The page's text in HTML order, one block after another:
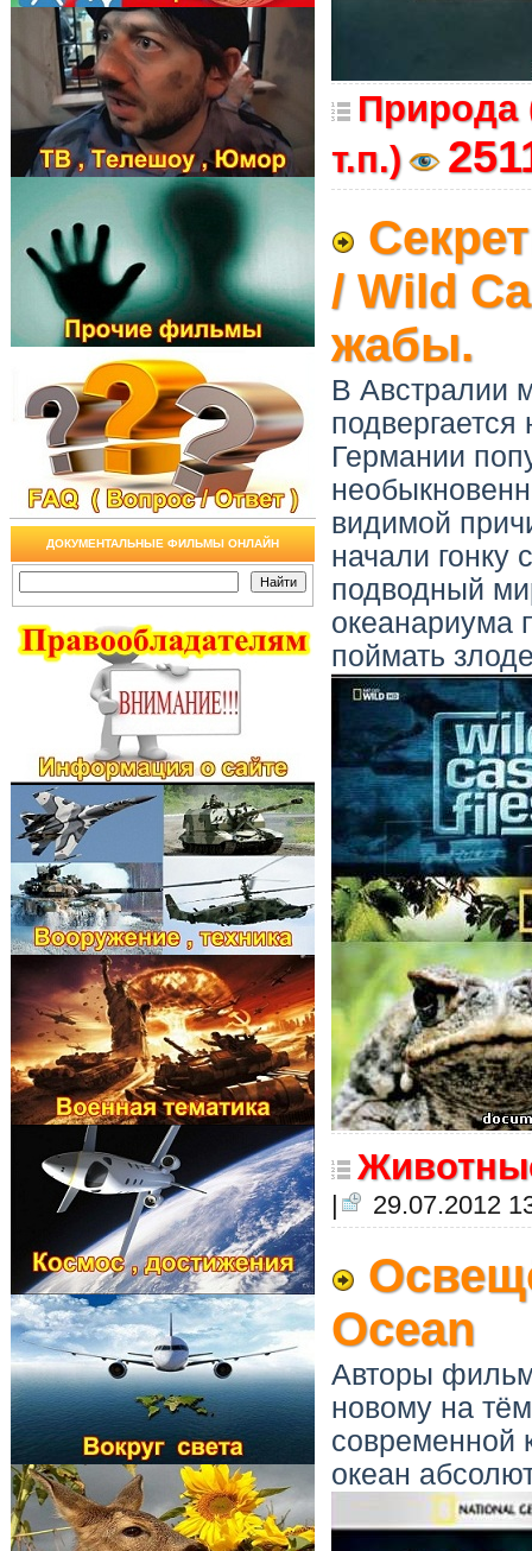
ДОКУМЕНТАЛЬНЫЕ ФИЛЬМЫ ОНЛАЙН
Природа
т.п.)
/ Wild
жабы.
В Австралии
Германии
видимой
начали гонку
подводный
океанариума
поймать
| 29.07.2012
Ocean
Авторы
новому на
современной
океан